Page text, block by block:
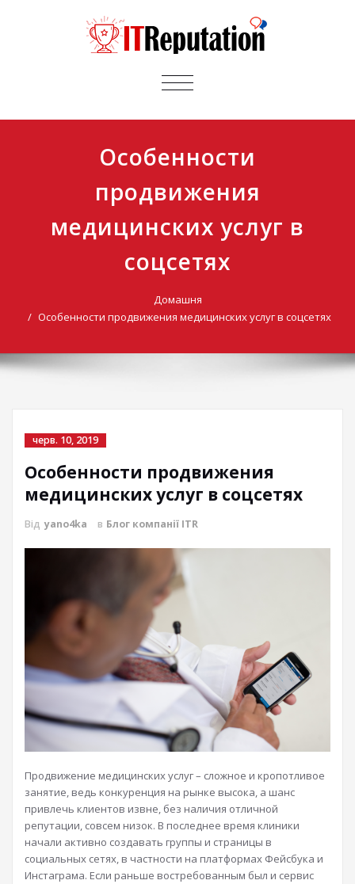
ПЕРЕМИКАЧ
Особенности
продвижения
медицинских услуг в
соцсетях
Домашня
Особенности продвижения медицинских услуг в соцсетях
черв. 10, 2019
Особенности продвижения
медицинских услуг в соцсетях
Від yano4ka в Блог компанії ITR
Продвижение медицинских услуг – сложное и кропотливое
занятие, ведь конкуренция на рынке высока, а шанс
привлечь клиентов извне, без наличия отличной
репутации, совсем низок. В последнее время клиники
начали активно создавать группы и страницы в
социальных сетях, в частности на платформах Фейсбука и
Инстаграма. Если раньше востребованным был и сервис